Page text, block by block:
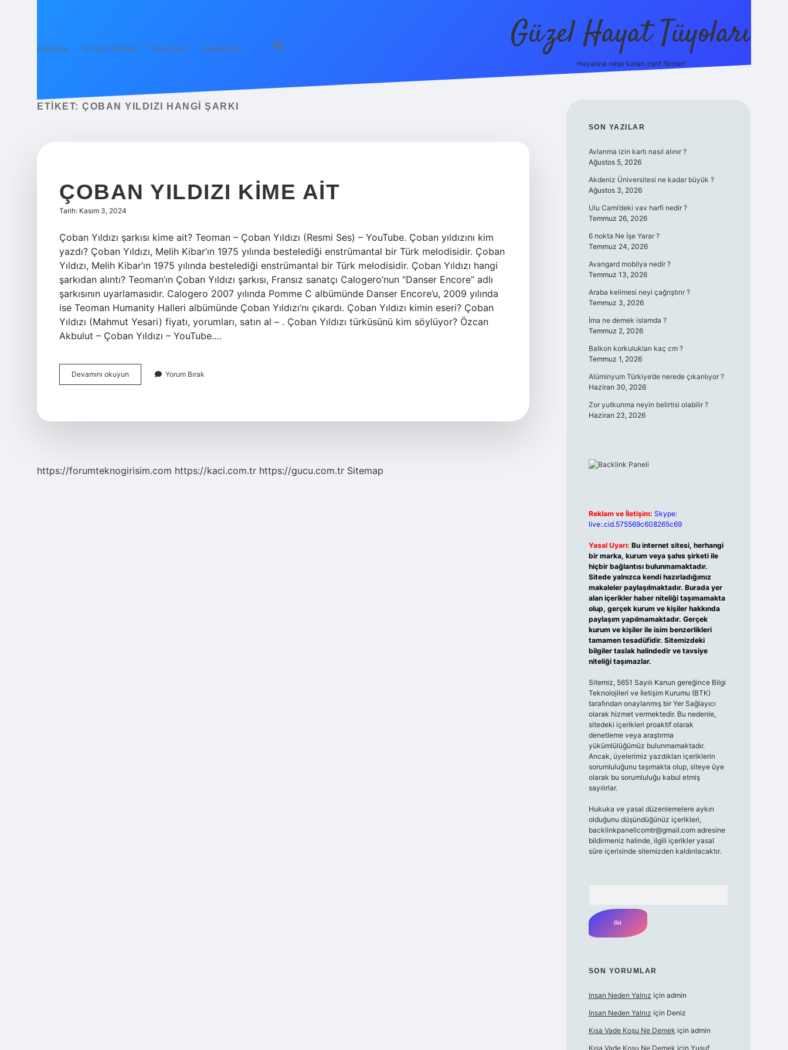
Anasayfa Gizlilik Politikası Yasal Uyarı Hakkımızda Güzel Hayat Tüyoları
Hayatına neşe katan zarif fikirler!
ETIKET: ÇOBAN YILDIZI HANGI ŞARKI
ÇOBAN YILDIZI KIME AIT
Tarih: Kasım 3, 2024
Çoban Yıldızı şarkısı kime ait? Teoman – Çoban Yıldızı (Resmi Ses) – YouTube. Çoban yıldızını kim
yazdı? Çoban Yıldızı, Melih Kibar’ın 1975 yılında bestelediği enstrümantal bir Türk melodisidir. Çoban
Yıldızı, Melih Kibar’ın 1975 yılında bestelediği enstrümantal bir Türk melodisidir. Çoban Yıldızı hangi
şarkıdan alıntı? Teoman’ın Çoban Yıldızı şarkısı, Fransız sanatçı Calogero’nun “Danser Encore” adlı
şarkısının uyarlamasıdır. Calogero 2007 yılında Pomme C albümünde Danser Encore’u, 2009 yılında
ise Teoman Humanity Halleri albümünde Çoban Yıldızı’nı çıkardı. Çoban Yıldızı kimin eseri? Çoban
Yıldızı (Mahmut Yesari) fiyatı, yorumları, satın al – . Çoban Yıldızı türküsünü kim söylüyor? Özcan
Akbulut – Çoban Yıldızı – YouTube.…
Devamını okuyun
Yıldızı
Yorum Bırak
https://forumteknogirisim.com https://kaci.com.tr https://gucu.com.tr Sitemap
SIDEBAR
SON YAZILAR
Avlanma izin kartı nasıl alınır ?
Ağustos 5, 2026
Akdeniz Üniversitesi ne kadar büyük ?
Ağustos 3, 2026
Ulu Cami’deki vav harfi nedir ?
Temmuz 26, 2026
6 nokta Ne İşe Yarar ?
Temmuz 24, 2026
Avangard mobilya nedir ?
Temmuz 13, 2026
Araba kelimesi neyi çağrıştırır ?
Temmuz 3, 2026
İma ne demek islamda ?
Temmuz 2, 2026
Balkon korkulukları kaç cm ?
Temmuz 1, 2026
Alüminyum Türkiye’de nerede çıkarılıyor ?
Haziran 30, 2026
Zor yutkunma neyin belirtisi olabilir ?
Haziran 23, 2026
Reklam ve İletişim: Skype:
live:.cid.575569c608265c69
Yasal Uyarı: Bu internet sitesi, herhangi
bir marka, kurum veya şahıs şirketi ile
hiçbir bağlantısı bulunmamaktadır.
Sitede yalnızca kendi hazırladığımız
makaleler paylaşılmaktadır. Burada yer
alan içerikler haber niteliği taşımamakta
olup, gerçek kurum ve kişiler hakkında
paylaşım yapılmamaktadır. Gerçek
kurum ve kişiler ile isim benzerlikleri
tamamen tesadüfidir. Sitemizdeki
bilgiler taslak halindedir ve tavsiye
niteliği taşımazlar.
Sitemiz, 5651 Sayılı Kanun gereğince Bilgi
Teknolojileri ve İletişim Kurumu (BTK)
tarafından onaylanmış bir Yer Sağlayıcı
olarak hizmet vermektedir. Bu nedenle,
sitedeki içerikleri proaktif olarak
denetleme veya araştırma
yükümlülüğümüz bulunmamaktadır.
Ancak, üyelerimiz yazdıkları içeriklerin
sorumluluğunu taşımakta olup, siteye üye
olarak bu sorumluluğu kabul etmiş
sayılırlar.
Hukuka ve yasal düzenlemelere aykırı
olduğunu düşündüğünüz içerikleri,
backlinkpanelicomtr@gmail.comadresine
bildirmeniz halinde, ilgili içerikler yasal
süre içerisinde sitemizden kaldırılacaktır.
SON YORUMLAR
Insan Neden Yalnız için admin
Insan Neden Yalnız için Deniz
Kısa Vade Koşu Ne Demek için admin
Kısa Vade Koşu Ne Demek için Yusuf